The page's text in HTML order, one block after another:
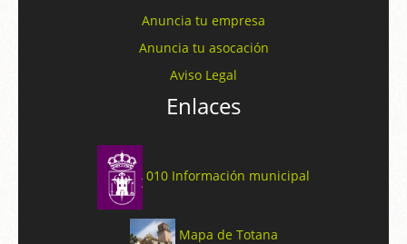
Anuncia tu empresa
Anuncia tu asocación
Aviso Legal
Enlaces
010 Información municipal
Mapa de Totana